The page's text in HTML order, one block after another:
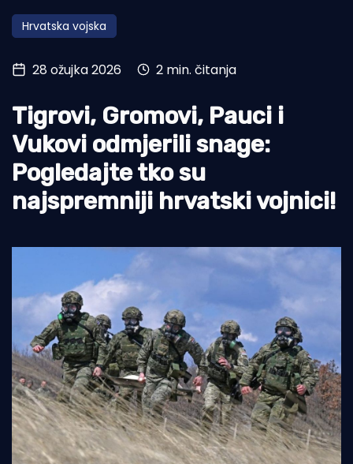
Obala
Otoci
Turizam i nautika
Pomorstvo
Ribolov
Ekologija
Tradicija i kultura
Hrvatska vojska
28 ožujka 2026 2 min. čitanja
Tigrovi, Gromovi, Pauci i
Vukovi odmjerili snage:
Pogledajte tko su
najspremniji hrvatski vojnici!